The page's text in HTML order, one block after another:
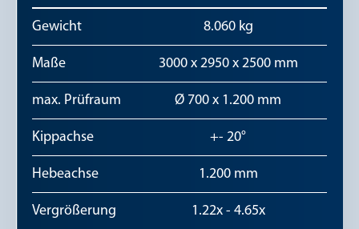
Gewicht 8.060 kg
Maße 3000 x 2950 x 2500 mm
max. Prüfraum Ø 700 x 1.200 mm
Kippachse +- 20°
Hebeachse 1.200 mm
Vergrößerung 1.22x - 4.65x